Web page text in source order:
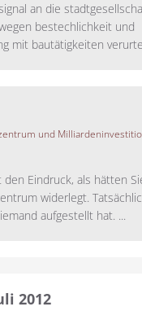
an die
bestechlichkeit und
mit bautätigkeiten
und
Eindruck, als hätten
widerlegt.
aufgestellt hat. ...
2012